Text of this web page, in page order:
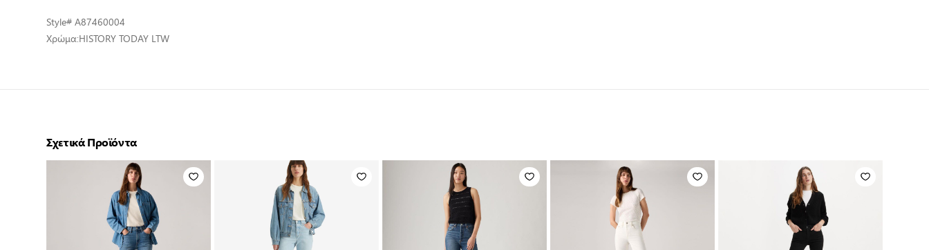
Style# A87460004
Χρώμα:HISTORY TODAY LTW
Σχετικά Προϊόντα